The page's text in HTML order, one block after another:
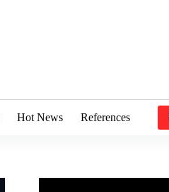
Hot News References